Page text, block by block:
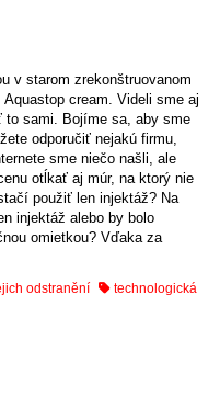
v starom zrekonštruovanom
cream. Videli sme aj
to sami. Bojíme sa, aby sme
odporučiť nejakú firmu,
sme niečo našli, ale
otĺkať aj múr, na ktorý nie
použiť len injektáž? Na
injektáž alebo by bolo
omietkou? Vďaka za
odstranění
technologická